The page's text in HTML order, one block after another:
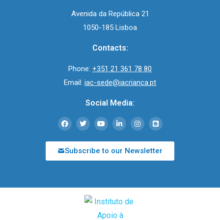
Avenida da República 21
1050-185 Lisboa
Contacts:
Phone: +351 21 361 78 80
Email: iac-sede@iacrianca.pt
Social Media:
Subscribe to our Newsletter